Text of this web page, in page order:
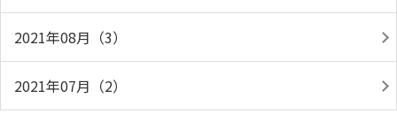
2021年08月（3）
2021年07月（2）